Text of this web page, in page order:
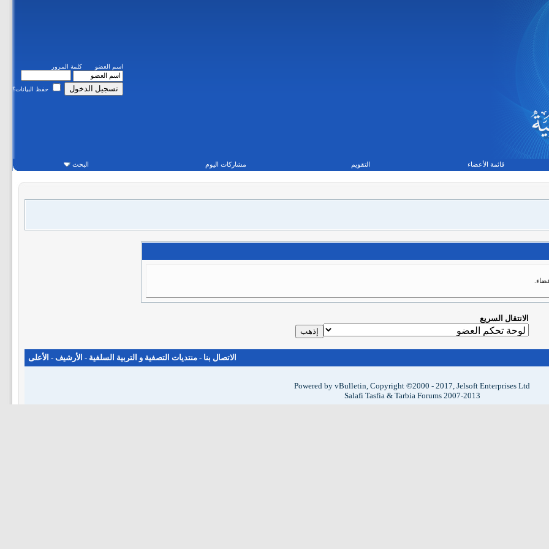
اسم العضو كلمة المرور
حفظ البيانات؟
قائمة الأعضاء التقويم مشاركات اليوم البحث
الانتقال السريع
الاتصال بنا - منتديات التصفية و التربية السلفية - الأرشيف - الأعلى
Powered by vBulletin, Copyright ©2000 - 2017, Jelsoft Enterprises Ltd
Salafi Tasfia & Tarbia Forums 2007-2013